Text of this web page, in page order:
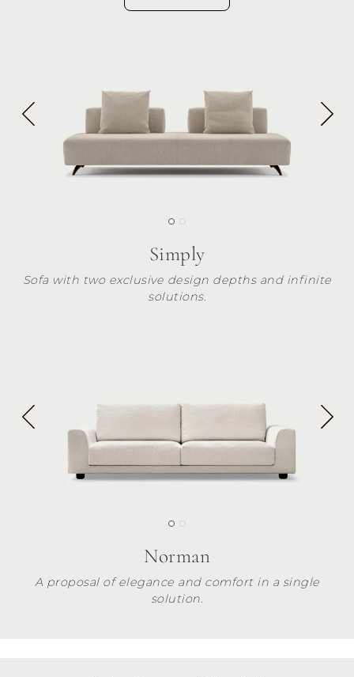
Simply
Sofa with two exclusive design depths and infinite
solutions.
Norman
A proposal of elegance and comfort in a single
solution.